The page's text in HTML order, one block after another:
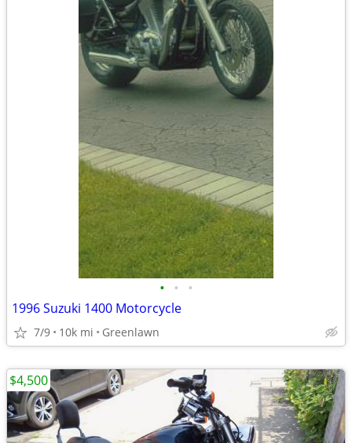
• • •
1996 Suzuki 1400 Motorcycle
7/9 10k mi Greenlawn
$4,500